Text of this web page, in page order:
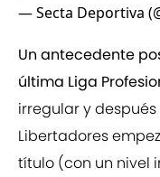
— Secta Deportiva
Un antecedente
última Liga
irregular y
Libertadores
título (con un nivel